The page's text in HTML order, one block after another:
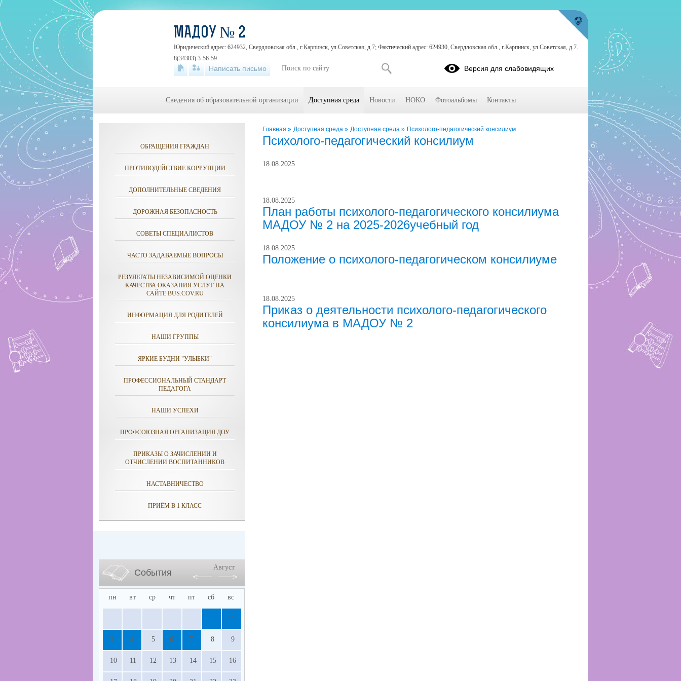
Главная » Доступная среда » Доступная среда » Психолого-педагогический консилиум
Психолого-педагогический консилиум
18.08.2025
18.08.2025
План работы психолого-педагогического консилиума
МАДОУ № 2 на 2025-2026учебный год
18.08.2025
Положение о психолого-педагогическом консилиуме
18.08.2025
Приказ о деятельности психолого-педагогического
консилиума в МАДОУ № 2
ОБРАЩЕНИЯ ГРАЖДАН
ПРОТИВОДЕЙСТВИЕ КОРРУПЦИИ
ДОПОЛНИТЕЛЬНЫЕ СВЕДЕНИЯ
ДОРОЖНАЯ БЕЗОПАСНОСТЬ
СОВЕТЫ СПЕЦИАЛИСТОВ
ЧАСТО ЗАДАВАЕМЫЕ ВОПРОСЫ
РЕЗУЛЬТАТЫ НЕЗАВИСИМОЙ ОЦЕНКИ
КАЧЕСТВА ОКАЗАНИЯ УСЛУГ НА
САЙТЕ BUS.COV.RU
ИНФОРМАЦИЯ ДЛЯ РОДИТЕЛЕЙ
НАШИ ГРУППЫ
ЯРКИЕ БУДНИ "УЛЫБКИ"
ПРОФЕССИОНАЛЬНЫЙ СТАНДАРТ
ПЕДАГОГА
НАШИ УСПЕХИ
ПРОФСОЮЗНАЯ ОРГАНИЗАЦИЯ ДОУ
ПРИКАЗЫ О ЗАЧИСЛЕНИИ И
ОТЧИСЛЕНИИ ВОСПИТАННИКОВ
НАСТАВНИЧЕСТВО
ПРИЁМ В 1 КЛАСС
События
Август
пн вт ср чт пт сб вс
1 2
3 4 5 6 7 8 9
10 11 12 13 14 15 16
МАДОУ № 2
Юридический адрес: 624932, Свердловская обл., г.Карпинск, ул.Советская, д.7; Фактический адрес: 624930, Свердловская обл., г.Карпинск, ул.Советская, д.7.
8(34383) 3-56-59
Написать письмо Версия для слабовидящих
Сведения об образовательной организации Доступная среда Новости НОКО Фотоальбомы Контакты